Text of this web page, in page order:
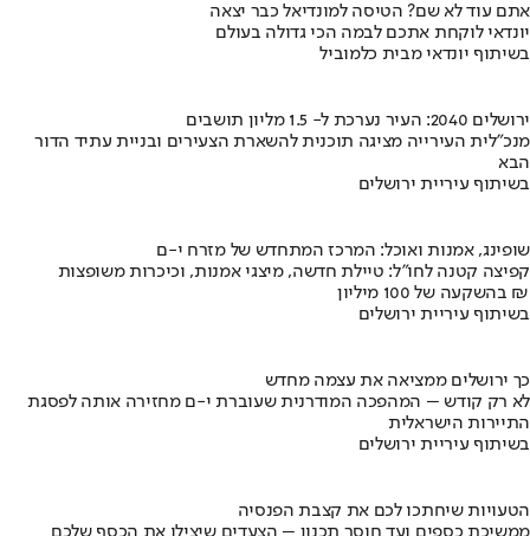
אתם עוד לא שם? הטיסה למונדיאל כבר יצאה
יונדאי לוקחת אתכם לבמה הכי גדולה בעולם
בשיתוף יונדאי מבית כלמוביל
ירושלים 2040: העיר נערכת ל- 1.5 מליון תושבים
מנכ"לית העירייה מציגה תוכנית להשארת הצעירים ובניית עתיד הדור
הבא
בשיתוף עיריית ירושלים
שופינג, אמנות ואוכל: המרכז המתחדש של מזרח י-ם
קפיצה קטנה לחו"ל: טיילת חדשה, מיצגי אמנות, וכיכרות משופצות
בהשקעה של 100 מיליון ₪
בשיתוף עיריית ירושלים
כך ירושלים ממציאה את עצמה מחדש
לא רק קודש – המהפכה המודרנית שעוברת י-ם מחזירה אותה לפסגת
התיירות הישראלית
בשיתוף עיריית ירושלים
הטעויות שיחתכו לכם את קצבת הפנסיה